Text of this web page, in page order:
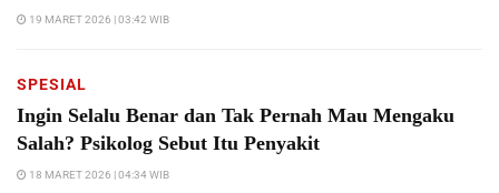
19 MARET 2026 | 03:42 WIB
SPESIAL
Ingin Selalu Benar dan Tak Pernah Mau Mengaku
Salah? Psikolog Sebut Itu Penyakit
18 MARET 2026 | 04:34 WIB